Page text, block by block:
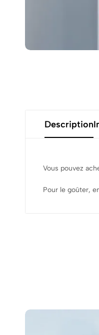
Description
Vous pouvez
Pour le goûter,